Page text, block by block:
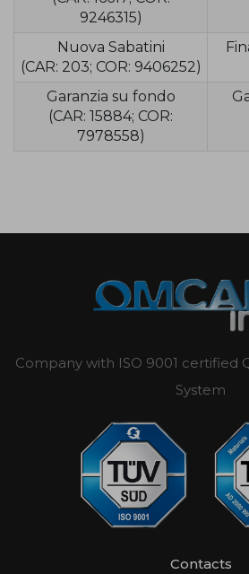
9246315)
Nuova Sabatini
(CAR: 203; COR: 9406252)
Garanzia su fondo
(CAR: 15884; COR:
7978558)
Company with ISO 9001 certified
System
Contacts